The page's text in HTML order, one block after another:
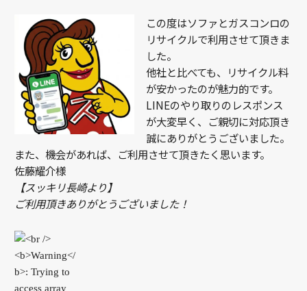
この度はソファとガスコンロの
リサイクルで利用させて頂きま
した。
他社と比べても、リサイクル料
が安かったのが魅力的です。
LINEのやり取りのレスポンス
が大変早く、ご親切に対応頂き
誠にありがとうございました。
また、機会があれば、ご利用させて頂きたく思います。
佐藤耀介様
【スッキリ長崎より】
ご利用頂きありがとうございました！